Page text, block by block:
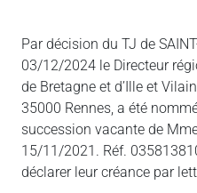
Par décision du TJ de
03/12/2024 le Directeur
de Bretagne et d’Ille et
35000 Rennes, a été
succession vacante de
15/11/2021. Réf.
déclarer leur créance par